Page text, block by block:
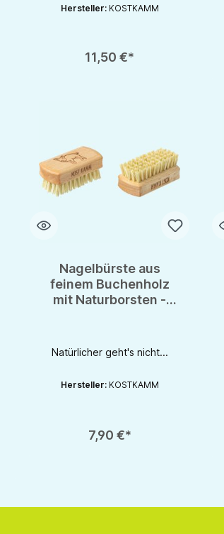
Hersteller: KOSTKAMM
11,50 €*
Nagelbürste aus
feinem Buchenholz
mit Naturborsten -
Natürlicher geht's nicht...
Hersteller: KOSTKAMM
7,90 €*